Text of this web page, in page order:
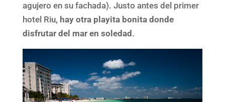
agujero en su fachada). Justo antes del primer
hotel Riu, hay otra playita bonita donde
disfrutar del mar en soledad .